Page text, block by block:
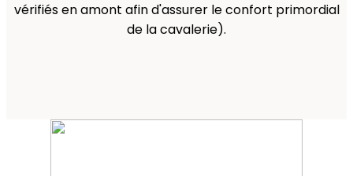
vérifiés en amont afin d'assurer le confort primordial
de la cavalerie).